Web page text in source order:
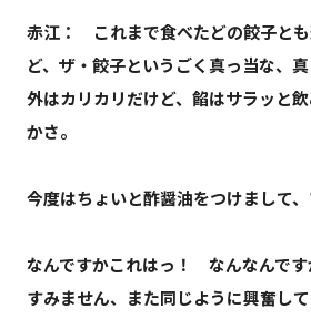
赤江：
これまで食べたどの餃子と
ど、ザ・餃子というごく真っ当な、真
外はカリカリだけど、餡はサラッと
かさ。
今度はちょいと酢醤油をつけまして
なんですかこれはっ！ なんなんで
すみません、また同じように興奮し